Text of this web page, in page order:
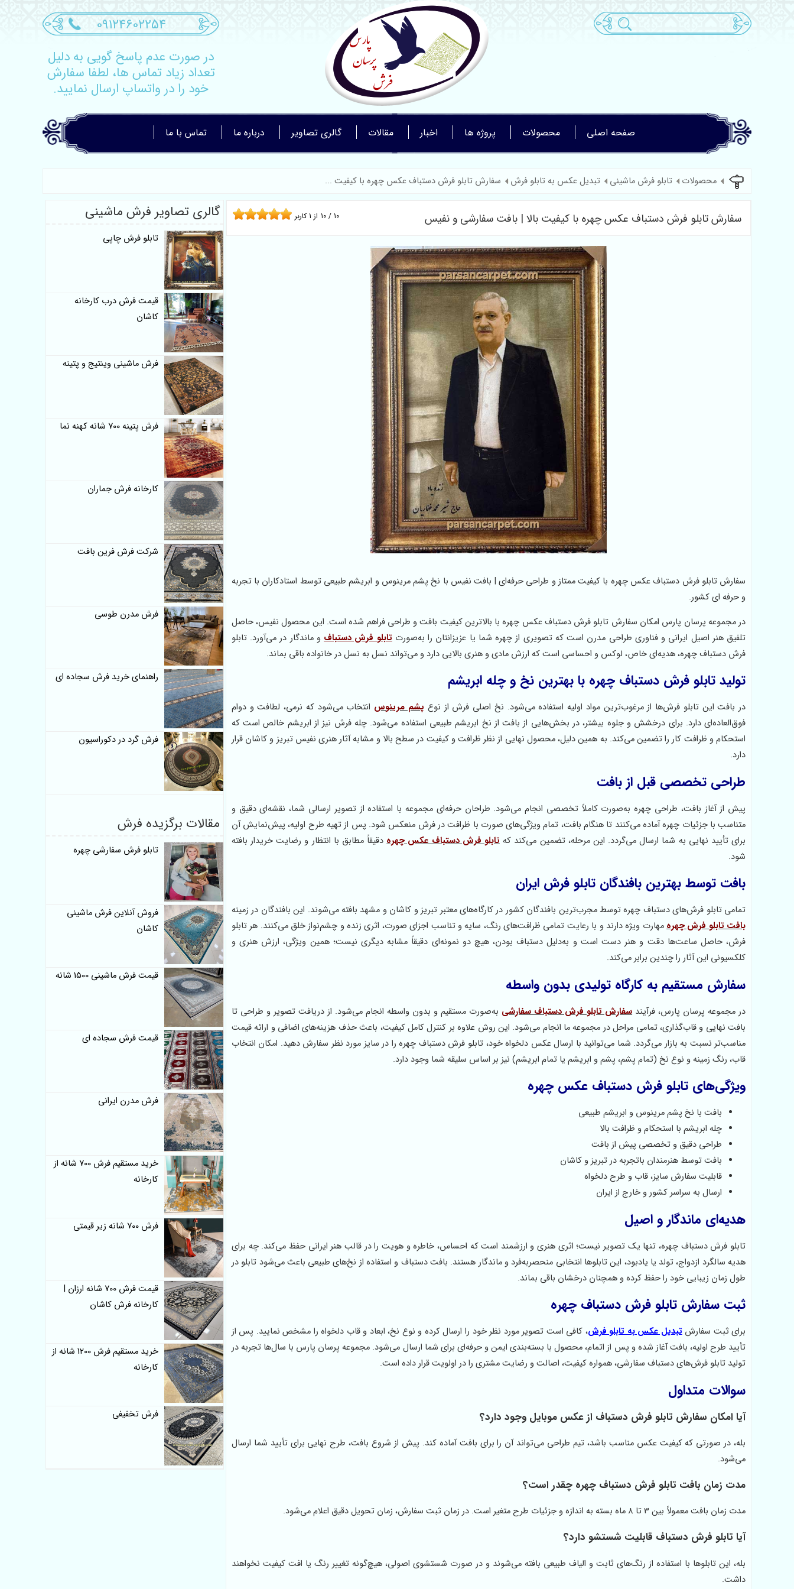
09124602254
در صورت عدم پاسخ گویی به دلیل
تعداد زیاد تماس ها، لطفا سفارش
خود را در واتساپ ارسال نمایید.
صفحه اصلی محصولات پروژه ها اخبار مقالات گالری تصاویر درباره ما تماس با ما
محصولات تابلو فرش ماشینی تبدیل عکس به تابلو فرش سفارش تابلو فرش دستباف عکس چهره با کیفیت ...
سفارش تابلو فرش دستباف عکس چهره با کیفیت بالا | بافت سفارشی و نفیس 10 / 10 از 1کاربر
سفارش تابلو فرش دستباف عکس چهره با کیفیت ممتاز و طراحی حرفه‌ای | بافت نفیس با نخ پشم مرینوس و ابریشم طبیعی توسط استادکاران با تجربه
و حرفه ای کشور.
در مجموعه پرسان پارس امکان سفارش تابلو فرش دستباف عکس چهره با بالاترین کیفیت بافت و طراحی فراهم شده است. این محصول نفیس، حاصل
تلفیق هنر اصیل ایرانی و فناوری طراحی مدرن است که تصویری از چهره شما یا عزیزانتان را به‌صورتتابلو فرش دستبافو ماندگار در می‌آورد. تابلو
فرش دستباف چهره، هدیه‌ای خاص، لوکس و احساسی است که ارزش مادی و هنری بالایی دارد و می‌تواند نسل به نسل در خانواده باقی بماند.
تولید تابلو فرش دستباف چهره با بهترین نخ و چله ابریشم
در بافت این تابلو فرش‌ها از مرغوب‌ترین مواد اولیه استفاده می‌شود. نخ اصلی فرش از نوع پشم مرینوس انتخاب می‌شود که نرمی، لطافت و دوام
فوق‌العاده‌ای دارد. برای درخشش و جلوه بیشتر، در بخش‌هایی از بافت از نخ ابریشم طبیعی استفاده می‌شود. چله فرش نیز از ابریشم خالص است که
استحکام و ظرافت کار را تضمین می‌کند. به همین دلیل، محصول نهایی از نظر ظرافت و کیفیت در سطح بالا و مشابه آثار هنری نفیس تبریز و کاشان قرار
دارد.
طراحی تخصصی قبل از بافت
پیش از آغاز بافت، طراحی چهره به‌صورت کاملاً تخصصی انجام می‌شود. طراحان حرفه‌ای مجموعه با استفاده از تصویر ارسالی شما، نقشه‌ای دقیق و
متناسب با جزئیات چهره آماده می‌کنند تا هنگام بافت، تمام ویژگی‌های صورت با ظرافت در فرش منعکس شود. پس از تهیه طرح اولیه، پیش‌نمایش آن
برای تأیید نهایی به شما ارسال می‌گردد. این مرحله، تضمین می‌کند که تابلو فرش دستباف عکس چهرهدقیقاً مطابق با انتظار و رضایت خریدار بافته
شود.
بافت توسط بهترین بافندگان تابلو فرش ایران
تمامی تابلو فرش‌های دستباف چهره توسط مجرب‌ترین بافندگان کشور در کارگاه‌های معتبر تبریز و کاشان و مشهد بافته می‌شوند. این بافندگان در زمینه
بافت تابلو فرش چهرهمهارت ویژه دارند و با رعایت تمامی ظرافت‌های رنگ، سایه و تناسب اجزای صورت، اثری زنده و چشم‌نواز خلق می‌کنند. هر تابلو
فرش، حاصل ساعت‌ها دقت و هنر دست است و به‌دلیل دستباف بودن، هیچ دو نمونه‌ای دقیقاً مشابه دیگری نیست؛ همین ویژگی، ارزش هنری و
کلکسیونی این آثار را چندین برابر می‌کند.
سفارش مستقیم به کارگاه تولیدی بدون واسطه
در مجموعه پرسان پارس، فرآیند سفارش تابلو فرش دستباف سفارشی به‌صورت مستقیم و بدون واسطه انجام می‌شود. از دریافت تصویر و طراحی تا
بافت نهایی و قاب‌گذاری، تمامی مراحل در مجموعه ما انجام می‌شود. این روش علاوه بر کنترل کامل کیفیت، باعث حذف هزینه‌های اضافی و ارائه قیمت
مناسب‌تر نسبت به بازار می‌گردد. شما می‌توانید با ارسال عکس دلخواه خود، تابلو فرش دستباف چهره را در سایز مورد نظر سفارش دهید. امکان انتخاب
قاب، رنگ زمینه و نوع نخ (تمام پشم، پشم و ابریشم یا تمام ابریشم) نیز بر اساس سلیقه شما وجود دارد.
ویژگی‌های تابلو فرش دستباف عکس چهره
بافت با نخ پشم مرینوس و ابریشم طبیعی
چله ابریشم با استحکام و ظرافت بالا
طراحی دقیق و تخصصی پیش از بافت
بافت توسط هنرمندان باتجربه در تبریز و کاشان
قابلیت سفارش سایز، قاب و طرح دلخواه
ارسال به سراسر کشور و خارج از ایران
هدیه‌ای ماندگار و اصیل
تابلو فرش دستباف چهره، تنها یک تصویر نیست؛ اثری هنری و ارزشمند است که احساس، خاطره و هویت را در قالب هنر ایرانی حفظ می‌کند. چه برای
هدیه سالگرد ازدواج، تولد یا یادبود، این تابلوها انتخابی منحصربه‌فرد و ماندگار هستند. بافت دستباف و استفاده از نخ‌های طبیعی باعث می‌شود تابلو در
طول زمان زیبایی خود را حفظ کرده و همچنان درخشان باقی بماند.
ثبت سفارش تابلو فرش دستباف چهره
برای ثبت سفارشتبدیل عکس به تابلو فرش، کافی است تصویر مورد نظر خود را ارسال کرده و نوع نخ، ابعاد و قاب دلخواه را مشخص نمایید. پس از
تأیید طرح اولیه، بافت آغاز شده و پس از اتمام، محصول با بسته‌بندی ایمن و حرفه‌ای برای شما ارسال می‌شود. مجموعه پرسان پارس با سال‌ها تجربه در
تولید تابلو فرش‌های دستباف سفارشی، همواره کیفیت، اصالت و رضایت مشتری را در اولویت قرار داده است.
سوالات متداول
آیا امکان سفارش تابلو فرش دستباف از عکس موبایل وجود دارد؟
بله، در صورتی که کیفیت عکس مناسب باشد، تیم طراحی می‌تواند آن را برای بافت آماده کند. پیش از شروع بافت، طرح نهایی برای تأیید شما ارسال
می‌شود.
مدت زمان بافت تابلو فرش دستباف چهره چقدر است؟
مدت زمان بافت معمولاً بین 3 تا 8 ماه بسته به اندازه و جزئیات طرح متغیر است. در زمان ثبت سفارش، زمان تحویل دقیق اعلام می‌شود.
آیا تابلو فرش دستباف قابلیت شستشو دارد؟
بله، این تابلوها با استفاده از رنگ‌های ثابت و الیاف طبیعی بافته می‌شوند و در صورت شستشوی اصولی، هیچ‌گونه تغییر رنگ یا افت کیفیت نخواهند
داشت.
گالری تصاویر فرش ماشینی
تابلو فرش چاپی
قیمت فرش درب کارخانه
کاشان
فرش ماشینی وینتیج و پتینه
فرش پتینه 700 شانه کهنه نما
کارخانه فرش جماران
شرکت فرش فرین بافت
فرش مدرن طوسی
راهنمای خرید فرش سجاده ای
فرش گرد در دکوراسیون
مقالات برگزیده فرش
تابلو فرش سفارشی چهره
فروش آنلاین فرش ماشینی
کاشان
قیمت فرش ماشینی 1500 شانه
قیمت فرش سجاده ای
فرش مدرن ایرانی
خرید مستقیم فرش 700 شانه از
کارخانه
فرش 700 شانه زیر قیمتی
قیمت فرش 700 شانه ارزان |
کارخانه فرش کاشان
خرید مستقیم فرش 1200 شانه از
کارخانه
فرش تخفیفی